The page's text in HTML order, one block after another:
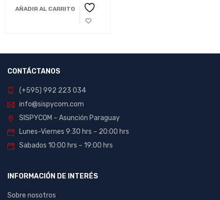
AÑADIR AL CARRITO
CONTÁCTANOS
(+595) 992 223 034
info@sispycom.com
SISPYCOM – Asunción Paraguay
Lunes-Viernes 9:30 hrs – 20:00 hrs
Sabados 10:00 hrs – 19:00 hrs
INFORMACIÓN DE INTERÉS
Sobre nosotros